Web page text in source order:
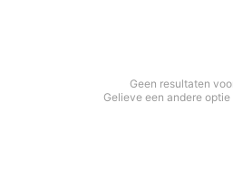
Geen resultaten
Gelieve een andere